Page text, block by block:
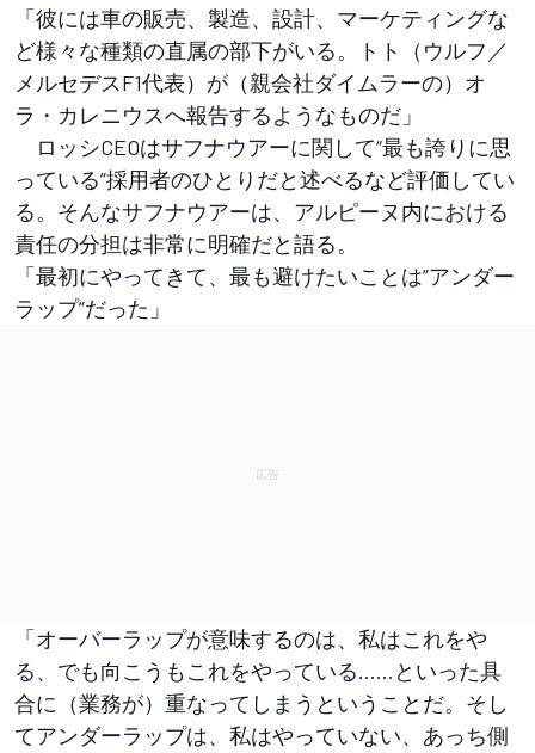
「彼には車の販売、製造、設計、マーケティングな
ど様々な種類の直属の部下がいる。トト（ウルフ／
メルセデスF1代表）が（親会社ダイムラーの）オ
ラ・カレニウスへ報告するようなものだ」
ロッシCEOはサフナウアーに関して“最も誇りに思
っている”採用者のひとりだと述べるなど評価してい
る。そんなサフナウアーは、アルピーヌ内における
責任の分担は非常に明確だと語る。
「最初にやってきて、最も避けたいことは”アンダー
ラップ”だった」
「オーバーラップが意味するのは、私はこれをや
る、でも向こうもこれをやっている……といった具
合に（業務が）重なってしまうということだ。そし
てアンダーラップは、私はやっていない、あっち側